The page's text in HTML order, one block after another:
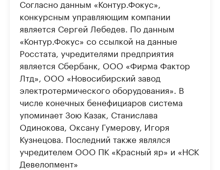
Согласно данным «Контур.Фокус»,
конкурсным управляющим компании
является Сергей Лебедев. По данным
«Контур.Фокус» со ссылкой на данные
Росстата, учредителями предприятия
является Сбербанк, ООО «Фирма Фактор
Лтд», ООО «Новосибирский завод
электротермического оборудования». В
числе конечных бенефициаров система
упоминает Зою Казак, Станислава
Одинокова, Оксану Гумерову, Игоря
Кузнецова. Последний также являлся
учредителем ООО ПК «Красный яр» и «НСК
Девелопмент»